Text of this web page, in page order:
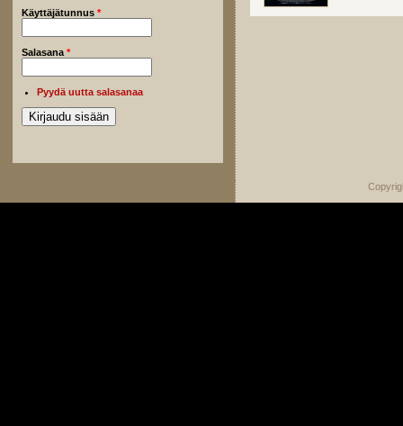
Käyttäjätunnus *
Salasana *
Pyydä uutta salasanaa